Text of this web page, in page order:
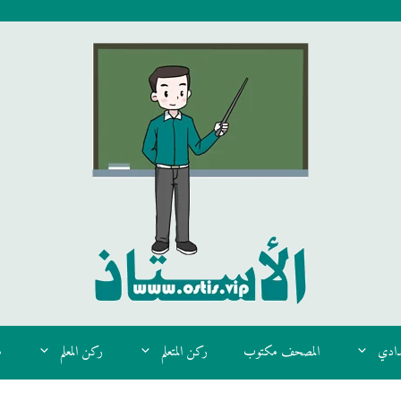
المصحف مكتوب ركن المتعلم ركن المعلم